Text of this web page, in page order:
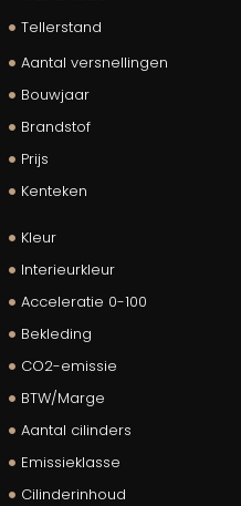
Tellerstand
Aantal versnellingen
Bouwjaar
Brandstof
Prijs
Kenteken
Kleur
Interieurkleur
Acceleratie 0-100
Bekleding
CO2-emissie
BTW/Marge
Aantal cilinders
Emissieklasse
Cilinderinhoud